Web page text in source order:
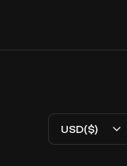
USD($)